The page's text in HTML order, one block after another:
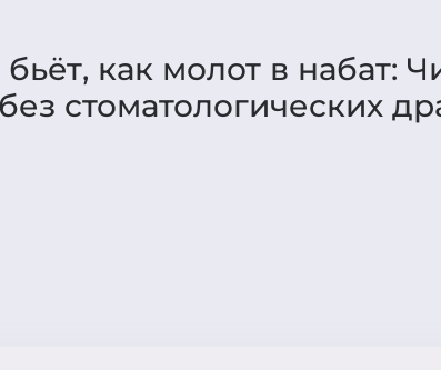
как молот в набат:
стоматологических